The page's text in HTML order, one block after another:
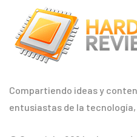
Compartiendo ideas y
entusiastas de la tecnología,